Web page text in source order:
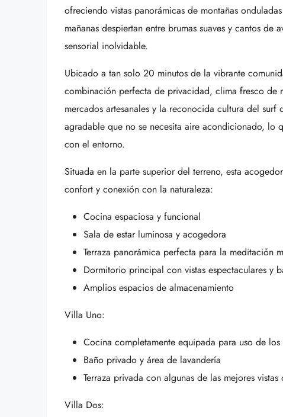
ofreciendo vistas panorámicas de montañas
mañanas despiertan entre brumas suaves y cantos
sensorial inolvidable.
Ubicado a tan solo 20 minutos de la vibrante
combinación perfecta de privacidad, clima fresco de
mercados artesanales y la reconocida cultura del
agradable que no se necesita aire acondicionado, lo
con el entorno.
Situada en la parte superior del terreno, esta
confort y conexión con la naturaleza:
Cocina espaciosa y funcional
Sala de estar luminosa y acogedora
Terraza panorámica perfecta para la meditación
Dormitorio principal con vistas espectaculares y
Amplios espacios de almacenamiento
Villa Uno:
Cocina completamente equipada para uso de los
Baño privado y área de lavandería
Terraza privada con algunas de las mejores
Villa Dos: